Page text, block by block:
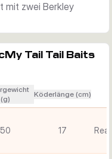
für eine etwas
, 83-g-Versionen,
Druck im Wasser
Ort.
mit zwei Berkley
Tail Tail Baits
(g)
Köderlänge (cm)
50 17